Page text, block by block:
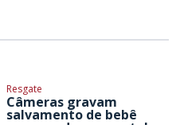
Resgate
Câmeras gravam
salvamento de bebê